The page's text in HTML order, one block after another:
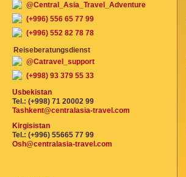
@Central_Asia_Travel_Adventure
(+996) 556 65 77 99
(+996) 552 82 78 78
Reiseberatungsdienst
@Catravel_support
(+998) 93 379 55 33
Usbekistan
Tel.: (+998) 71 20002 99
Tashkent@centralasia-travel.com
Kirgisistan
Tel.: (+996) 55665 77 99
Osh@centralasia-travel.com